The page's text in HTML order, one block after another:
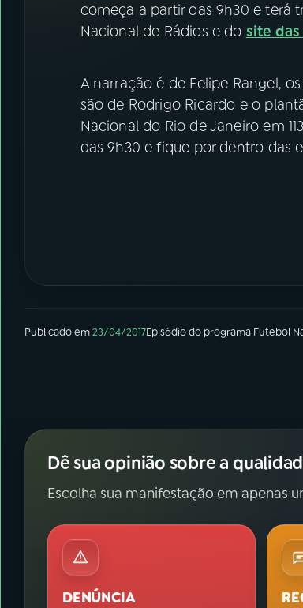
começa a partir das 9h30 e terá
Nacional de Rádios e do site das
A narração é de Felipe Rangel,
são de Rodrigo Ricardo e o
Nacional do Rio de Janeiro em
das 9h30 e fique por dentro das
Publicado em23/04/2017Episódiodo programa Futebol
Dê sua opinião sobre a
Escolha sua manifestação em apenas
DENÚNCIA